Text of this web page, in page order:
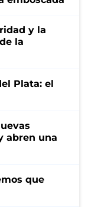
y la
la
Plata: el
abren una
que